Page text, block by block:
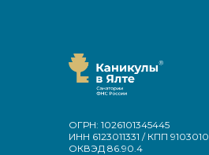
ОГРН: 1026101345445
ИНН 6123011331 / КПП
ОКВЭД 86.90.4